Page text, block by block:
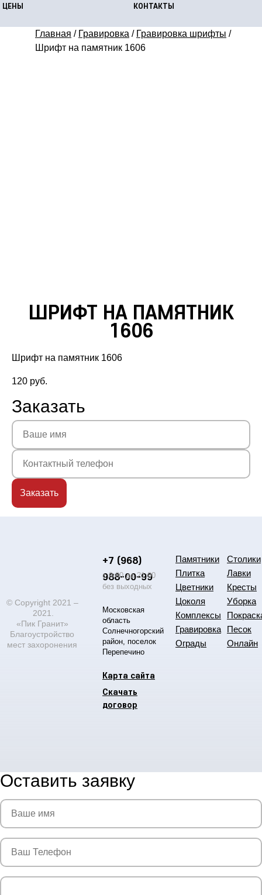
ЦЕНЫ КОНТАКТЫ
Главная / Гравировка / Гравировка шрифты /
Шрифт на памятник 1606
ШРИФТ НА ПАМЯТНИК
1606
Шрифт на памятник 1606
120 руб.
Заказать
© Copyright 2021 –
2021.
«Пик Гранит»
Благоустройство
мест захоронения
+7 (968)
988-00-99
с 9:00 до 21:00
без выходных
Московская
область
Солнечногорский
район, поселок
Перепечино
Карта сайта
Скачать
договор
Памятники
Плитка
Цветники
Цоколя
Комплексы
Гравировка
Ограды
Столики
Лавки
Кресты
Уборка
Песок
Онлайн
Оставить заявку